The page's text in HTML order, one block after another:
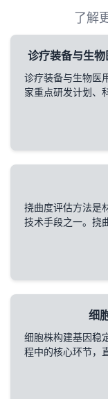
了解
诊疗装备与生
诊疗装备与生物医
家重点研发计划、
挠曲度评估方法是
技术手段之一。挠
细
细胞株构建基因稳
程中的核心环节，